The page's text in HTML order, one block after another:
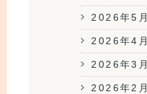
2026年5月
2026年4月
2026年3月
2026年2月